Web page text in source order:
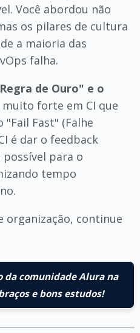
Você abordou não
os pilares de cultura
a maioria das
falha.
de Ouro" e o
forte em CI que
"Fail Fast" (Falhe
é dar o feedback
para o
tempo
organização, continue
da comunidade Alura na
e bons estudos!